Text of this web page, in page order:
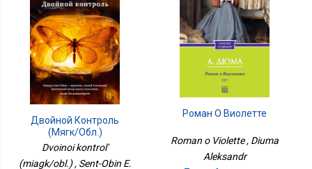
Двойной Контроль
(мягк/обл.)
Dvoinoi kontrol'
(miagk/obl.) , Sent-Obin E.
Роман О Виолетте
Roman o Violette , Diuma
Aleksandr